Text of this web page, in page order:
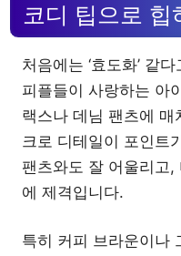
코디 팁으로 힙
처음에는 ‘효도화’ 같
피플들이 사랑하는 아
랙스나 데님 팬츠에 매
크로 디테일이 포인트
팬츠와도 잘 어울리고
에 제격입니다.
특히 커피 브라운이나